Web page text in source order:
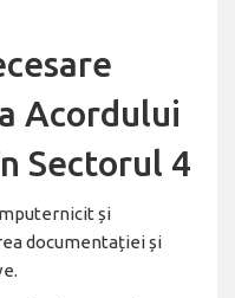
Acordului
Sectorul 4
și
documentației și